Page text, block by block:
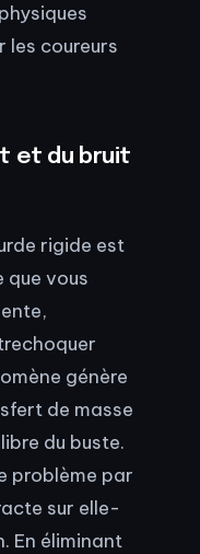
les coureurs
et du bruit
rigide est
que vous
génère
de masse
du buste.
problème par
sur elle-
En éliminant